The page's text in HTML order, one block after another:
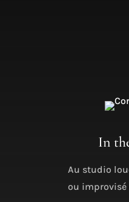
In
Au studio
ou improvisé